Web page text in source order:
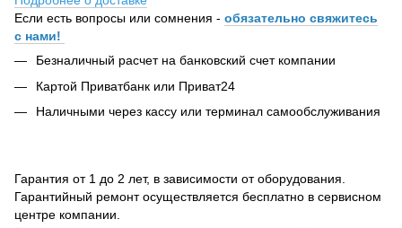
Если есть вопросы или сомнения - обязательно свяжитесь
с нами!
Безналичный расчет на банковский счет компании
Картой Приватбанк или Приват24
Наличными через кассу или терминал самообслуживания
Гарантия от 1 до 2 лет, в зависимости от оборудования.
Гарантийный ремонт осуществляется бесплатно в сервисном
центре компании.